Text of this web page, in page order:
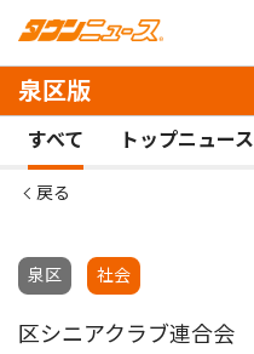
泉区版
すべて トップニュース
戻る
泉区 社会
区シニアクラブ連合会